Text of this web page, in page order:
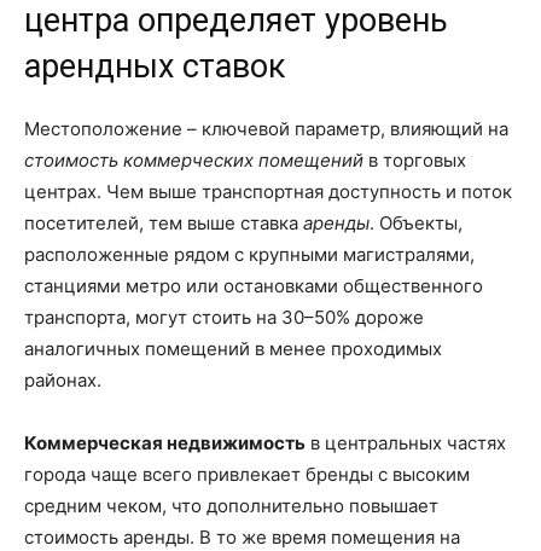
центра определяет уровень
арендных ставок
Местоположение – ключевой параметр, влияющий на
стоимость коммерческих помещений в торговых
центрах. Чем выше транспортная доступность и поток
посетителей, тем выше ставка аренды. Объекты,
расположенные рядом с крупными магистралями,
станциями метро или остановками общественного
транспорта, могут стоить на 30–50% дороже
аналогичных помещений в менее проходимых
районах.
Коммерческая недвижимость в центральных частях
города чаще всего привлекает бренды с высоким
средним чеком, что дополнительно повышает
стоимость аренды. В то же время помещения на